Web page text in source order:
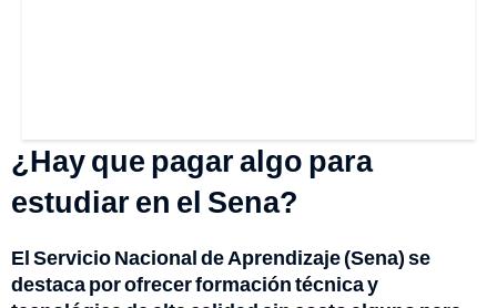
¿Hay que pagar algo para
estudiar en el Sena?
El Servicio Nacional de Aprendizaje (Sena) se
destaca por ofrecer formación técnica y